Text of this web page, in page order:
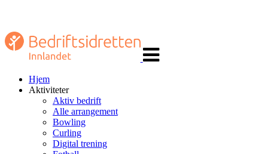
navigasjon
Hjem
Aktiviteter
Aktiv bedrift
Alle arrangement
Bowling
Curling
Digital trening